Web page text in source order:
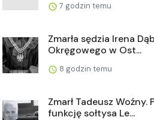
7 godzin temu
Zmarła sędzia Irena
Okręgowego w Ost...
8 godzin temu
Zmarł Tadeusz Woźny.
funkcję sołtysa Le...